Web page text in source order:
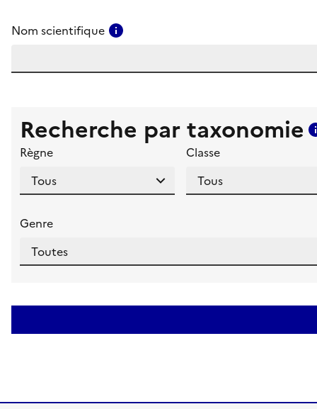
Nom scientifique
Recherche par taxonomie
Règne Classe
Genre